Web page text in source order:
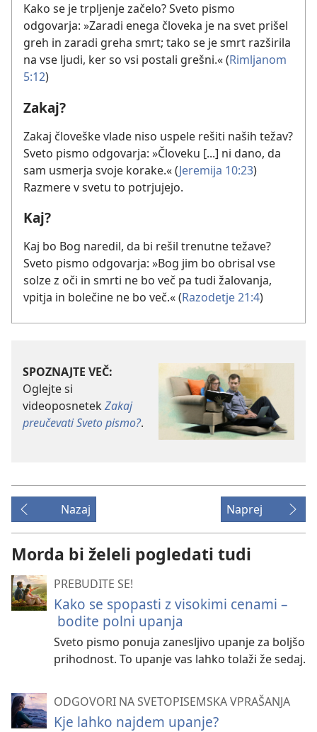
Kako se je trpljenje začelo? Sveto pismo
odgovarja: »Zaradi enega človeka je na svet prišel
greh in zaradi greha smrt; tako se je smrt razširila
na vse ljudi, ker so vsi postali grešni.« (Rimljanom
5:12)
Zakaj?
Zakaj človeške vlade niso uspele rešiti naših težav?
Sveto pismo odgovarja: »Človeku [...] ni dano, da
sam usmerja svoje korake.« (Jeremija 10:23)
Razmere v svetu to potrjujejo.
Kaj?
Kaj bo Bog naredil, da bi rešil trenutne težave?
Sveto pismo odgovarja: »Bog jim bo obrisal vse
solze z oči in smrti ne bo več pa tudi žalovanja,
vpitja in bolečine ne bo več.« (Razodetje 21:4)
SPOZNAJTE VEČ:
Oglejte si
videoposnetekZakaj
preučevati Sveto pismo?.
Nazaj Naprej
Morda bi želeli pogledati tudi
PREBUDITE SE!
Kako se spopasti z visokimi cenami –
bodite polni upanja
Sveto pismo ponuja zanesljivo upanje za boljšo
prihodnost. To upanje vas lahko tolaži že sedaj.
ODGOVORI NA SVETOPISEMSKA VPRAŠANJA
Kje lahko najdem upanje?